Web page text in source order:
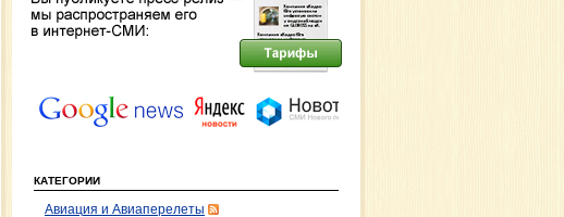
КАТЕГОРИИ
Авиация и Авиаперелеты